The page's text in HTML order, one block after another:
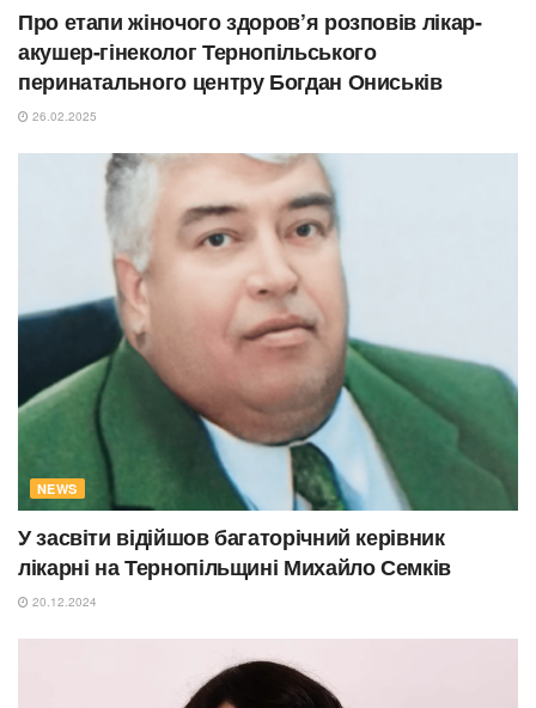
Про етапи жіночого здоров’я розповів лікар-
акушер-гінеколог Тернопільського
перинатального центру Богдан Ониськів
26.02.2025
NEWS
У засвіти відійшов багаторічний керівник
лікарні на Тернопільщині Михайло Семків
20.12.2024